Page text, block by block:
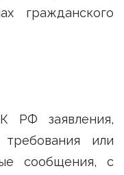
гражданского
РФ заявления,
или
сообщения, с